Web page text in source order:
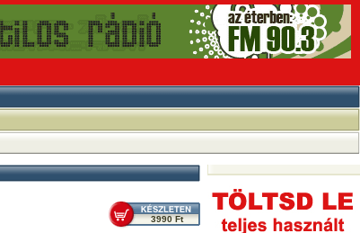
3990 Ft